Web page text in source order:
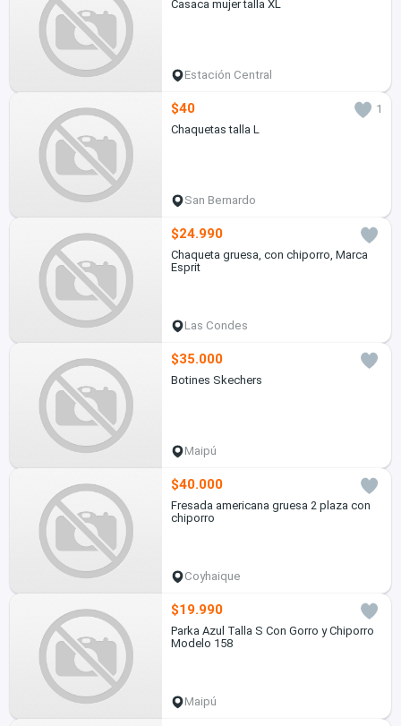
Casaca mujer talla XL
Estación Central
$40
1
Chaquetas talla L
San Bernardo
$24.990
Chaqueta gruesa, con chiporro, Marca
Esprit
Las Condes
$35.000
Botines Skechers
Maipú
$40.000
Fresada americana gruesa 2 plaza con
chiporro
Coyhaique
$19.990
Parka Azul Talla S Con Gorro y Chiporro
Modelo 158
Maipú